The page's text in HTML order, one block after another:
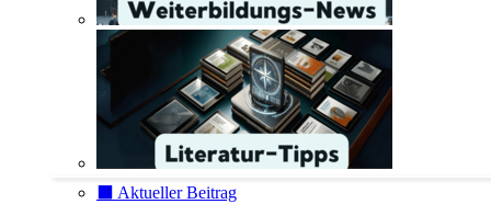
⬛️ Aktueller Beitrag